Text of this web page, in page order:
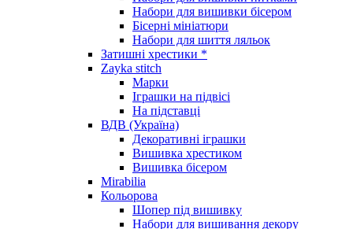
Набори для вишивки бісером
Бісерні мініатюри
Набори для шиття ляльок
Затишні хрестики *
Zayka stitch
Марки
Іграшки на підвісі
На підставці
ВДВ (Україна)
Декоративні іграшки
Вишивка хрестиком
Вишивка бісером
Mirabilia
Кольорова
Шопер під вишивку
Набори для вишивання декору